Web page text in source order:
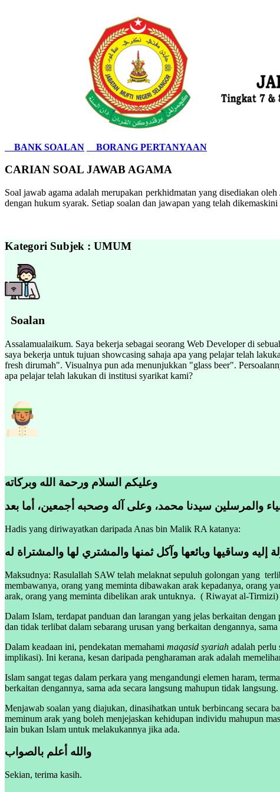
BANK SOALAN BORANG PERTANYAAN
CARIAN SOAL JAWAB AGAMA
Soal jawab agama adalah merupakan perkhidmatan yang disediakan
dengan hukum syarak. Setiap soalan dan jawapan yang telah
Kategori Subjek : UMUM
Soalan
Assalamualaikum. Saya bekerja sebagai seorang Web Developer di
saya bekerja untuk tujuan showcasing sahaja apa yang pelajar telah
fresh dirumah". Visualnya pun ada menunjukkan "glass beer".
apa pelajar telah lakukan di institusi syarikat kami?
وعليكم السلام ورحمة الله وبركاته
والمرسلين سيدنا محمد، وعلى آله وصحبه أجمعين، أما بعد
Hadis yang diriwayatkan daripada Anas bin Malik RA katanya:
Maksudnya: Rasulallah SAW telah melaknat sepuluh golongan yang
membawanya, orang yang meminta dibawakan arak kepadanya, orang
arak, orang yang meminta dibelikan arak untuknya. ( Riwayat al-Tirmizi)
Dalam Islam, terdapat panduan dan larangan yang jelas berkaitan
dan tidak terlibat dalam sebarang urusan yang berkaitan dengannya,
Dalam keadaan ini, pendekatan memahami maqasid syariah adalah perlu
implikasi). Ini kerana, kesan daripada pengharaman arak adalah
Islam sangat tegas dalam perkara yang mengandungi elemen haram,
berkaitan dengannya, sama ada secara langsung mahupun tidak langsung.
Menjawab soalan yang diajukan, dinasihatkan untuk berbincang secara
meminum arak yang boleh menjejaskan kehidupan individu mahupun
lain bukan Islam untuk melakukannya jika ada.
والله أعلم بالصواب
Sekian, terima kasih.